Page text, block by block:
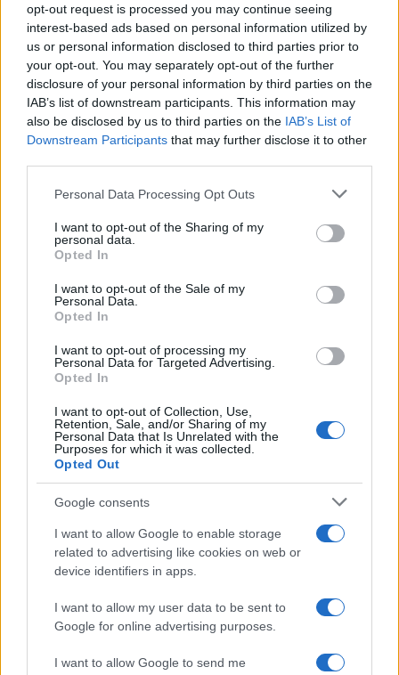
opt-out request is processed you may continue seeing
interest-based ads based on personal information utilized by
us or personal information disclosed to third parties prior to
your opt-out. You may separately opt-out of the further
disclosure of your personal information by third parties on the
IAB’s list of downstream participants. This information may
also be disclosed by us to third parties on the IAB’s List of
Downstream Participants that may further disclose it to other
Please note that this website/app uses one or more Google
not limited to your visit or usage behaviour. You may click to
grant or deny consent to Google and its third-party tags to
use your data for below specified purposes in below Google
consent section.
Personal Data Processing Opt Outs
I want to opt-out of the Sharing of my
personal data.
Opted In
I want to opt-out of the Sale of my
Personal Data.
Opted In
I want to opt-out of processing my
Personal Data for Targeted Advertising.
Opted In
I want to opt-out of Collection, Use,
Retention, Sale, and/or Sharing of my
Personal Data that Is Unrelated with the
Purposes for which it was collected.
Opted Out
Google consents
I want to allow Google to enable storage
related to advertising like cookies on web or
device identifiers in apps.
I want to allow my user data to be sent to
Google for online advertising purposes.
I want to allow Google to send me
l’autunno-inverno 2025/2026 dimostrano che è
possibile affrontare il maltempo senza
compromettere lo stile. La scelta di un car coat
elegante, di una giacca cerata rustica, di un
modello corto pratico o di un audacerain coatin
PVC consente di esprimere la propria personalità e
AUTORE
Staff